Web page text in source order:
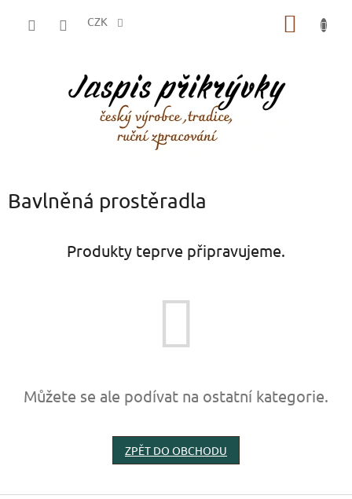
CZK
Bavlněná prostěradla
Produkty teprve připravujeme.
Můžete se ale podívat na ostatní kategorie.
ZPĚT DO OBCHODU